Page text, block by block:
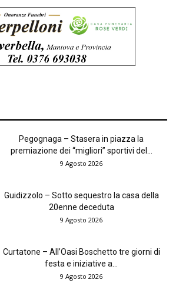
Pegognaga – Stasera in piazza la
premiazione dei “migliori” sportivi del...
9 Agosto 2026
Guidizzolo – Sotto sequestro la casa della
20enne deceduta
9 Agosto 2026
Curtatone – All’Oasi Boschetto tre giorni di
festa e iniziative a...
9 Agosto 2026